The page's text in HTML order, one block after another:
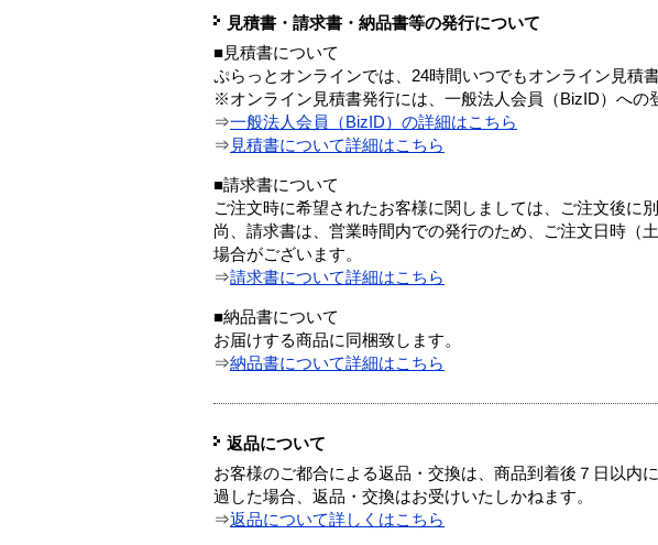
見積書・請求書・納品書等の発行について
■見積書について
ぷらっとオンラインでは、24時間いつでもオンライン見積
※オンライン見積書発行には、一般法人会員（BizID）への
⇒一般法人会員（BizID）の詳細はこちら
⇒ 見積書について詳細はこちら
■請求書について
ご注文時に希望されたお客様に関しましては、ご注文後に
尚、請求書は、営業時間内での発行のため、ご注文日時（
場合がございます。
⇒請求書について詳細はこちら
■納品書について
お届けする商品に同梱致します。
⇒納品書について詳細はこちら
返品について
お客様のご都合による返品・交換は、商品到着後７日以内
過した場合、返品・交換はお受けいたしかねます。
⇒返品について詳しくはこちら